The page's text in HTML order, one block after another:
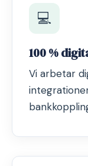
💻
100 %
Vi arbetar